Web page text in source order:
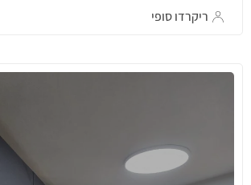
ריקרדו סופי